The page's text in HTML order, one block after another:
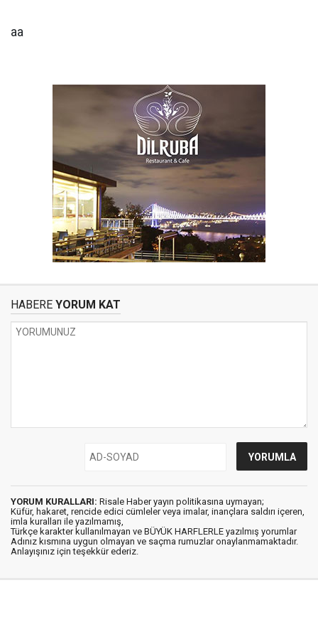
aa
HABERE YORUM KAT
YORUM KURALLARI: Risale Haber yayın politikasına uymayan;
Küfür, hakaret, rencide edici cümleler veya imalar, inançlara saldırı içeren,
imla kuralları ile yazılmamış,
Türkçe karakter kullanılmayan ve BÜYÜK HARFLERLE yazılmış yorumlar
Adınız kısmına uygun olmayan ve saçma rumuzlar onaylanmamaktadır.
Anlayışınız için teşekkür ederiz.